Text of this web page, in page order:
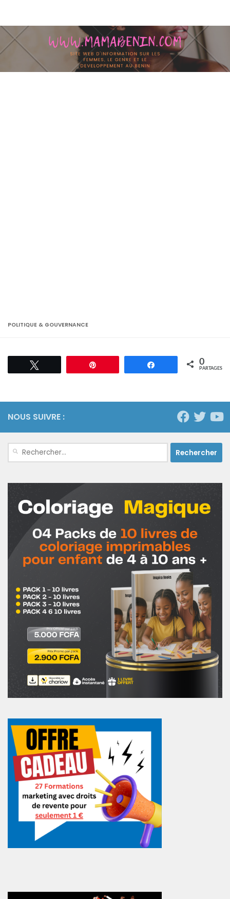
POLITIQUE & GOUVERNANCE
Partagez 0
PARTAGES
NOUS SUIVRE :
Rechercher :